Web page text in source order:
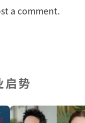
a comment.
启势